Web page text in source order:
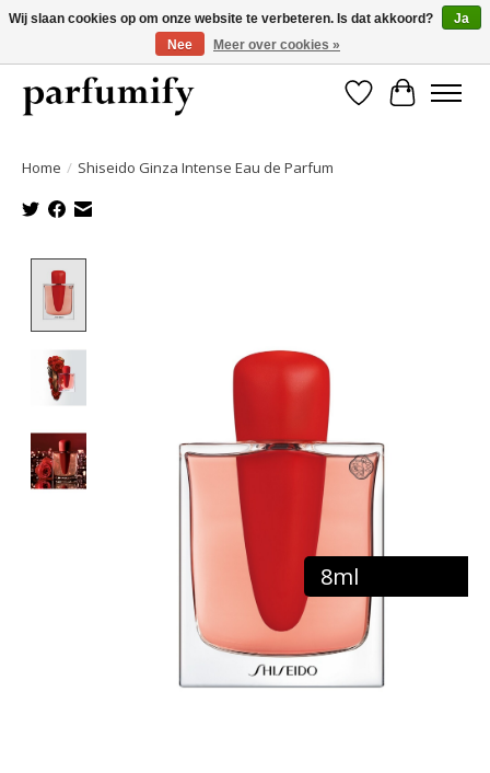
750+ Geuren | Gratis verzending | Maandelijks opzegbaar
Verlanglijst
Home / Shiseido Ginza Intense Eau de Parfum
8ml
Wij slaan cookies op om onze website te verbeteren. Is dat akkoord?
Ja
Nee
Meer over cookies »